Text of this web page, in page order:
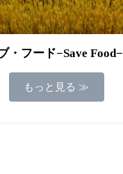
・フード−Save Food−
もっと見る ≫